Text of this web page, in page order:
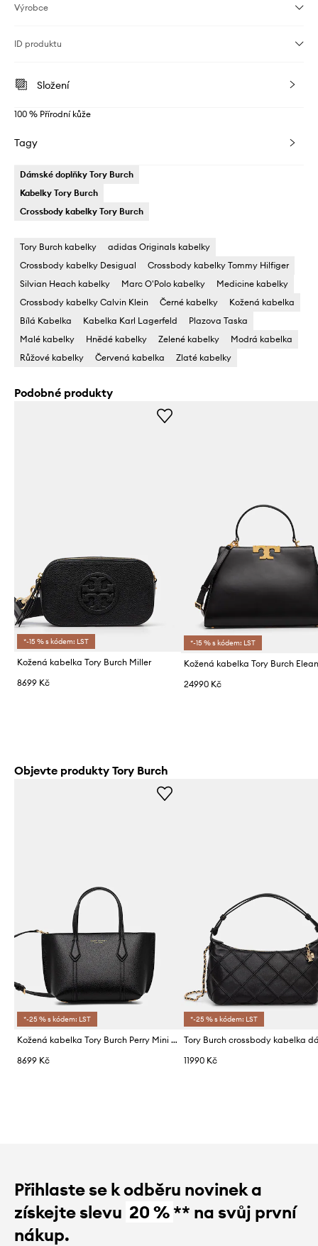
Výrobce
ID produktu
Složení
100 % Přírodní kůže
Tagy
Dámské doplňky Tory Burch
Kabelky Tory Burch
Crossbody kabelky Tory Burch
Tory Burch kabelky
adidas Originals kabelky
Crossbody kabelky Desigual
Crossbody kabelky Tommy Hilfiger
Silvian Heach kabelky
Marc O'Polo kabelky
Medicine kabelky
Crossbody kabelky Calvin Klein
Černé kabelky
Kožená kabelka
Bílá Kabelka
Kabelka Karl Lagerfeld
Plazova Taska
Malé kabelky
Hnědé kabelky Zelené kabelky
Modrá kabelka
Růžové kabelky
Červená kabelka Zlaté kabelky
Podobné produkty
*-15 % s kódem: LST
Kožená kabelka Tory Burch Miller
8699 Kč
*-15 % s kódem: LST
Kožená kabelka Tory Burch
24990 Kč
Objevte produkty Tory Burch
*-25 % s kódem: LST
Kožená kabelka Tory Burch Perry Mini Tote
8699 Kč
*-25 % s kódem: LST
11990 Kč
Přihlaste se k odběru novinek a
získejte slevu 20 %** na svůj první
nákup.